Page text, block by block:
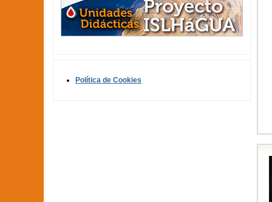
Política de Cookies